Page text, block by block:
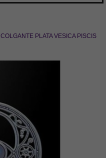
COLGANTE PLATA VESICA PISCIS